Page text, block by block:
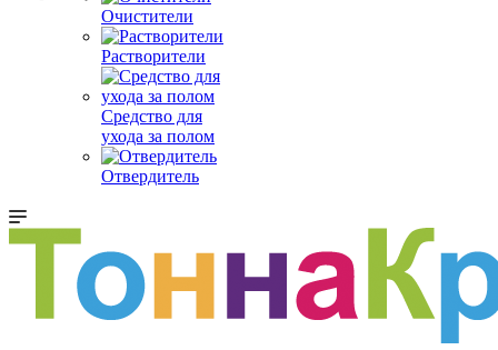
Очистители
Растворители
Средство для
ухода за полом
Отвердитель